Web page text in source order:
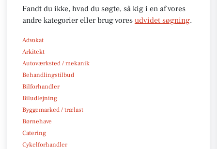
Fandt du ikke, hvad du søgte, så kig i en af vores
andre kategorier eller brug vores udvidet søgning.
Advokat
Arkitekt
Autoværksted / mekanik
Behandlingstilbud
Bilforhandler
Biludlejning
Byggemarked / trælast
Børnehave
Catering
Cykelforhandler